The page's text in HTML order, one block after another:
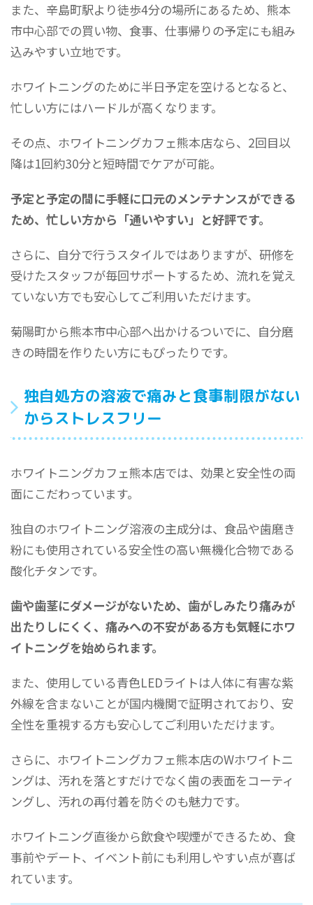
また、辛島町駅より徒歩4分の場所にあるため、熊本
市中心部での買い物、食事、仕事帰りの予定にも組み
込みやすい立地です。
ホワイトニングのために半日予定を空けるとなると、
忙しい方にはハードルが高くなります。
その点、ホワイトニングカフェ熊本店なら、2回目以
降は1回約30分と短時間でケアが可能。
予定と予定の間に手軽に口元のメンテナンスができる
ため、忙しい方から「通いやすい」と好評です。
さらに、自分で行うスタイルではありますが、研修を
受けたスタッフが毎回サポートするため、流れを覚え
ていない方でも安心してご利用いただけます。
菊陽町から熊本市中心部へ出かけるついでに、自分磨
きの時間を作りたい方にもぴったりです。
独自処方の溶液で痛みと食事制限がない
からストレスフリー
ホワイトニングカフェ熊本店では、効果と安全性の両
面にこだわっています。
独自のホワイトニング溶液の主成分は、食品や歯磨き
粉にも使用されている安全性の高い無機化合物である
酸化チタンです。
歯や歯茎にダメージがないため、歯がしみたり痛みが
出たりしにくく、痛みへの不安がある方も気軽にホワ
イトニングを始められます。
また、使用している青色LEDライトは人体に有害な紫
外線を含まないことが国内機関で証明されており、安
全性を重視する方も安心してご利用いただけます。
さらに、ホワイトニングカフェ熊本店のWホワイトニ
ングは、汚れを落とすだけでなく歯の表面をコーティ
ングし、汚れの再付着を防ぐのも魅力です。
ホワイトニング直後から飲食や喫煙ができるため、食
事前やデート、イベント前にも利用しやすい点が喜ば
れています。